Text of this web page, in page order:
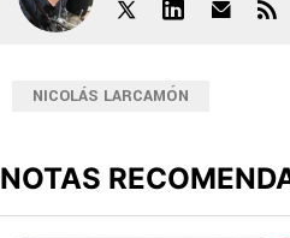
NICOLÁS LARCAMÓN
NOTAS